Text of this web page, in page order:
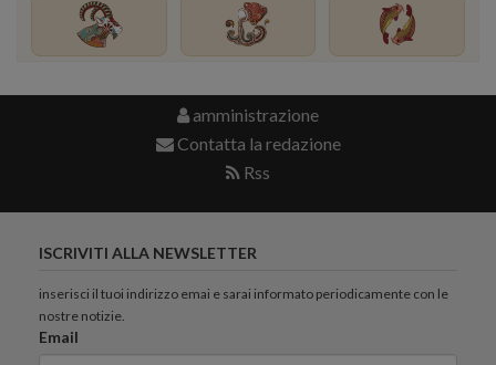
amministrazione
Contatta la redazione
Rss
ISCRIVITI ALLA NEWSLETTER
inserisci il tuoi indirizzo emai e sarai informato periodicamente con le
nostre notizie.
Email